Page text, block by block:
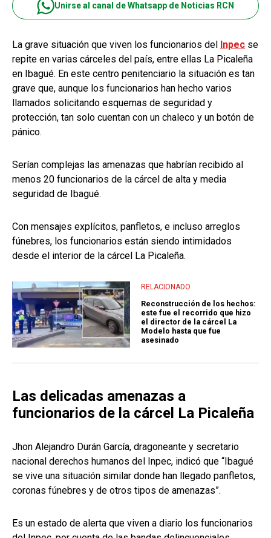
Unirse al canal de Whatsapp de Noticias RCN
La grave situación que viven los funcionarios del Inpec se
repite en varias cárceles del país, entre ellas La Picaleña
en Ibagué. En este centro penitenciario la situación es tan
grave que, aunque los funcionarios han hecho varios
llamados solicitando esquemas de seguridad y
protección, tan solo cuentan con un chaleco y un botón de
pánico.
Serían complejas las amenazas que habrían recibido al
menos 20 funcionarios de la cárcel de alta y media
seguridad de Ibagué.
Con mensajes explícitos, panfletos, e incluso arreglos
fúnebres, los funcionarios están siendo intimidados
desde el interior de la cárcel La Picaleña.
RELACIONADO
Reconstrucción de los hechos:
este fue el recorrido que hizo
el director de la cárcel La
Modelo hasta que fue
asesinado
Las delicadas amenazas a
funcionarios de la cárcel La Picaleña
Jhon Alejandro Durán García, dragoneante y secretario
nacional derechos humanos del Inpec, indicó que “Ibagué
se vive una situación similar donde han llegado panfletos,
coronas fúnebres y de otros tipos de amenazas”.
Es un estado de alerta que viven a diario los funcionarios